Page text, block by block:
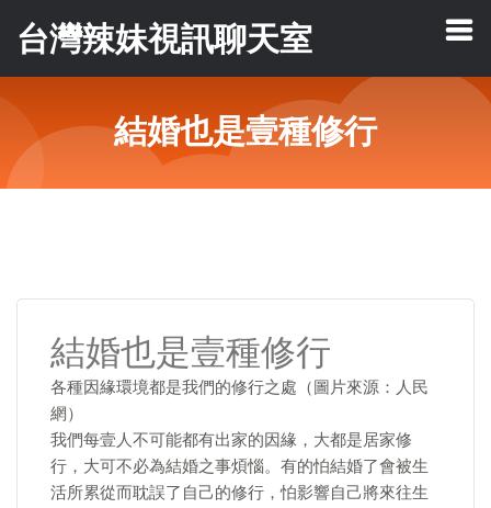
台灣辣妹視訊聊天室
結婚也是壹種修行
結婚也是壹種修行
各種因緣環境都是我們的修行之處（圖片來源：人民
網）
我們每壹人不可能都有出家的因緣，大都是居家修
行，大可不必為結婚之事煩惱。有的怕結婚了會被生
活所累從而耽誤了自己的修行，怕影響自己將來往生